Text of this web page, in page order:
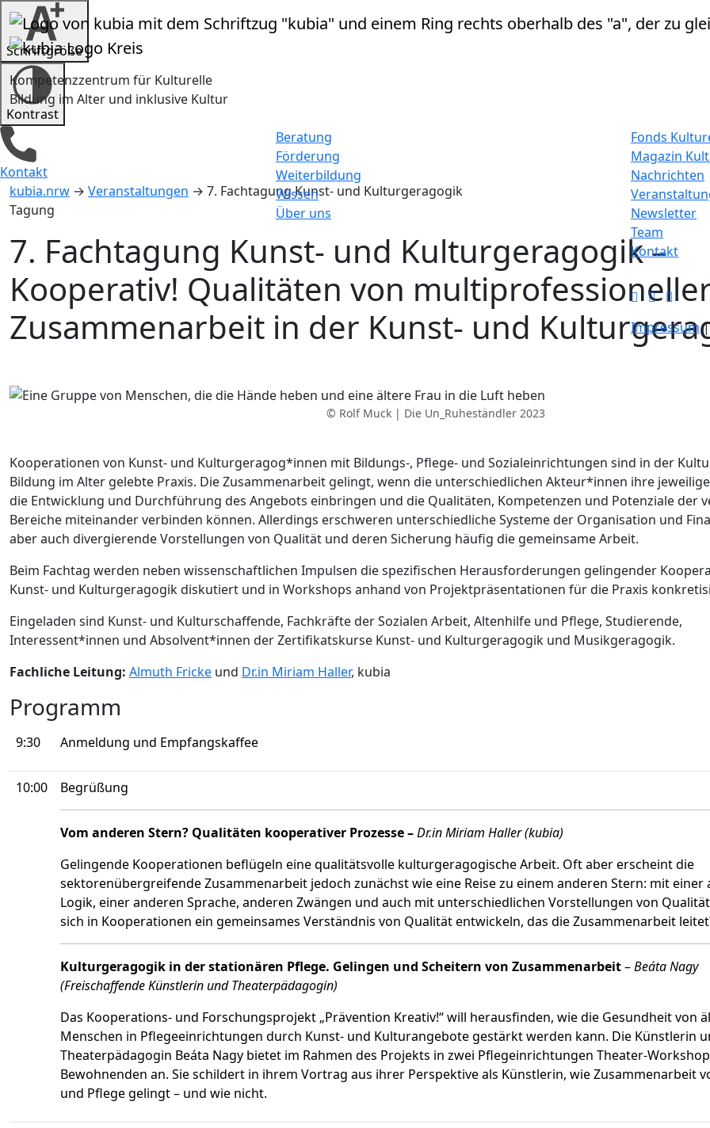
Zum Inhalt springen
Kompetenzzentrum für Kulturelle
Bildung im Alter und inklusive Kultur
Beratung
Förderung
Weiterbildung
Wissen
Über uns
Fonds
Magazin
Nachrichten
Newsletter
Team
Kontakt
Impressum
Schrift­größe
Kontrast
Kontakt
kubia.nrw → Veranstaltungen → 7. Fachtagung Kunst- und Kulturgeragogik
Tagung
7. Fachtagung Kunst- und Kulturgeragogik–
Kooperativ! Qualitäten von
Zusammenarbeit in der Kunst- und
© Rolf Muck | Die Un_Ruheständler 2023
Kooperationen von Kunst- und Kulturgeragog*innen mit Bildungs-, Pflege- und Sozialeinrichtungen sind in der
Bildung im Alter gelebte Praxis. Die Zusammenarbeit gelingt, wenn die unterschiedlichen Akteur*innen ihre
die Entwicklung und Durchführung des Angebots einbringen und die Qualitäten, Kompetenzen und Potenziale der
Bereiche miteinander verbinden können. Allerdings erschweren unterschiedliche Systeme der Organisation und
aber auch divergierende Vorstellungen von Qualität und deren Sicherung häufig die gemeinsame Arbeit.
Beim Fachtag werden neben wissenschaftlichen Impulsen die spezifischen Herausforderungen gelingender
Kunst- und Kulturgeragogik diskutiert und in Workshops anhand von Projektpräsentationen für die Praxis
Eingeladen sind Kunst- und Kulturschaffende, Fachkräfte der Sozialen Arbeit, Altenhilfe und Pflege, Studierende,
Interessent*innen und Absolvent*innen der Zertifikatskurse Kunst- und Kulturgeragogik und Musikgeragogik.
Fachliche Leitung: Almuth Fricke und Dr.in Miriam Haller, kubia
Programm
9:30 Anmeldung und Empfangskaffee
10:00 Begrüßung
Vom anderen Stern? Qualitäten kooperativer Prozesse –Dr.in Miriam Haller (kubia)
Gelingende Kooperationen beflügeln eine qualitätsvolle kulturgeragogische Arbeit. Oft aber erscheint die
sektorenübergreifende Zusammenarbeit jedoch zunächst wie eine Reise zu einem anderen Stern: mit einer
Logik, einer anderen Sprache, anderen Zwängen und auch mit unterschiedlichen Vorstellungen von
sich in Kooperationen ein gemeinsames Verständnis von Qualität entwickeln, das die Zusammenarbeit
Kulturgeragogik in der stationären Pflege. Gelingen und Scheitern von Zusammenarbeit–Beáta Nagy
(Freischaffende Künstlerin und Theaterpädagogin)
Das Kooperations- und Forschungsprojekt „Prävention Kreativ!“ will herausfinden, wie die Gesundheit von
Menschen in Pflegeeinrichtungen durch Kunst- und Kulturangebote gestärkt werden kann. Die Künstlerin
Theaterpädagogin Beáta Nagy bietet im Rahmen des Projekts in zwei Pflegeinrichtungen Theater-
Bewohnenden an. Sie schildert in ihrem Vortrag aus ihrer Perspektive als Künstlerin, wie Zusammenarbeit
und Pflege gelingt – und wie nicht.